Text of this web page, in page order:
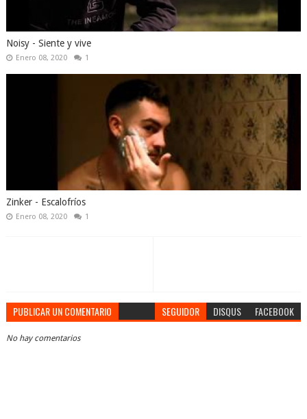
Noisy - Siente y vive
Enero 08, 2020 1
Zinker - Escalofríos
Enero 08, 2020 1
PUBLICAR UN COMENTARIO SEGUIDOR DISQUS FACEBOOK
No hay comentarios